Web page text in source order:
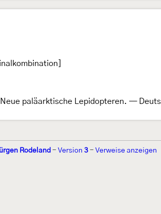
paläarktische Lepidopteren. —
Rodeland - Version 3 - Verweise anzeigen